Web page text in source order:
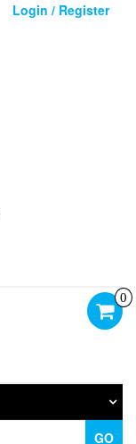
Login / Register
0
GO